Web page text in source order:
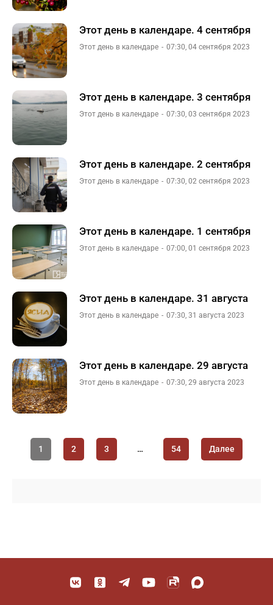
Этот день в календаре. 4 сентября
Этот день в календаре 07:30, 04 сентября 2023
Этот день в календаре. 3 сентября
Этот день в календаре 07:30, 03 сентября 2023
Этот день в календаре. 2 сентября
Этот день в календаре 07:30, 02 сентября 2023
Этот день в календаре. 1 сентября
Этот день в календаре 07:00, 01 сентября 2023
Этот день в календаре. 31 августа
Этот день в календаре 07:30, 31 августа 2023
Этот день в календаре. 29 августа
Этот день в календаре 07:30, 29 августа 2023
1 2 3 … 54 Далее